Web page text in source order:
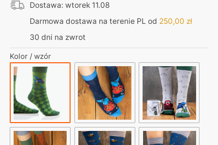
ŁęcinaDostawa: wtorek 11.08
Darmowa dostawa na terenie PL od 250,00 zł
30 dni na zwrot
Kolor / wzór